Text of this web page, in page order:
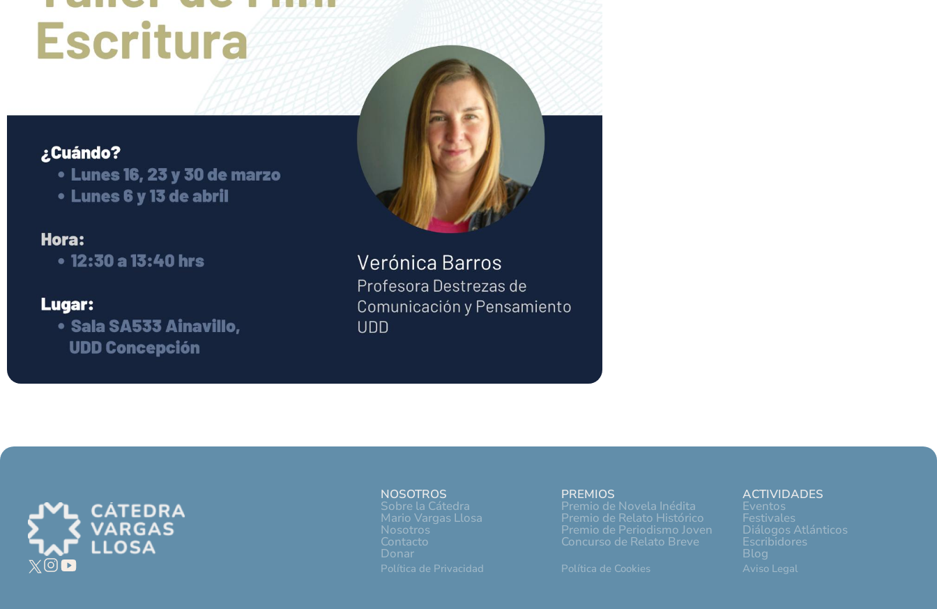
NOSOTROS
Sobre la Cátedra
Mario Vargas Llosa
Nosotros
Contacto
Donar
Política de Privacidad
PREMIOS
Premio de Novela Inédita
Premio de Relato Histórico
Premio de Periodismo Joven
Concurso de Relato Breve
Política de Cookies
ACTIVIDADES
Eventos
Festivales
Diálogos Atlánticos
Escribidores
Blog
Aviso Legal